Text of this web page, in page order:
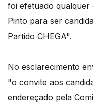
foi efetuado
Pinto para ser
Partido CHEGA".
No esclarecimento
"o convite aos
endereçado pela